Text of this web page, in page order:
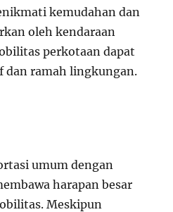
kemudahan dan
oleh kendaraan
perkotaan dapat
dan ramah lingkungan.
umum dengan
harapan besar
Meskipun